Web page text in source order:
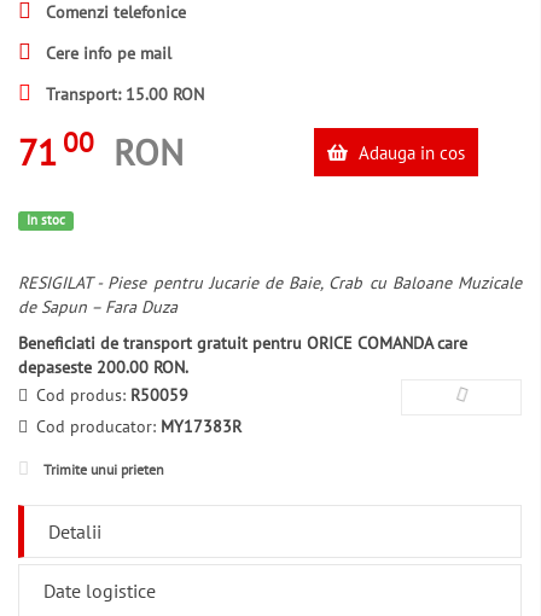
Comenzi telefonice
Cere info pe mail
Transport: 15.00 RON
71 00 RON Adauga in cos
In stoc
RESIGILAT - Piese pentru Jucarie de Baie, Crab cu Baloane Muzicale
de Sapun – Fara Duza
Beneficiati de transport gratuit pentru ORICE COMANDA care
depaseste 200.00 RON.
Cod produs: R50059
Cod producator: MY17383R
Trimite unui prieten
Detalii
Date logistice